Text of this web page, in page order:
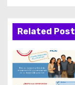
a
c
i
Related Post